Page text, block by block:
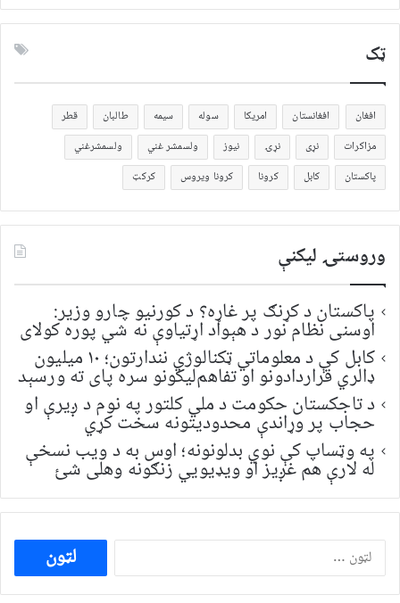
ټک
افغان افغانستان امریکا سوله سیمه طالبان
قطر
مزاکرات
نړی نړۍ نیوز ولسمشر غني
ولسمشرغني
پاکستان
کابل کرونا کرونا ویروس کرکټ
وروستۍ ليکنې
پاکستان د کړنګ پر غاړه؟ د کورنیو چارو وزیر:
اوسنی نظام نور د هېواد اړتیاوې نه شي پوره کولای
کابل کې د معلوماتي ټکنالوژي نندارتون؛ ۱۰ میلیون
ډالري قراردادونو او تفاهم‌لیکونو سره پای ته ورسېد
د تاجکستان حکومت د ملي کلتور په نوم د ږیرې او
حجاب پر وړاندې محدودیتونه سخت کړي
په وټساپ کې نوي بدلونونه؛ اوس به د ویب نسخې
له لارې هم غږیز او ویډیويي زنګونه وهلی شئ
ددی
لپاره
لټون: